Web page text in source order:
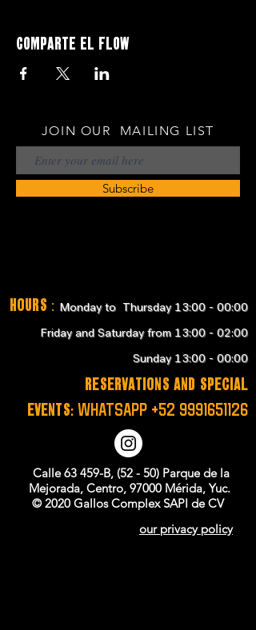
Comparte el flow
JOIN OUR MAILING LIST
Subscribe
Hours : Monday to Thursday 13:00 - 00:00
Friday and Saturday from 13:00 - 02:00
Sunday 13:00 - 00:00
RESERVATIONS and SPECIAL
EVENTS: WHATSAPP +52 9991651126
Calle 63 459-B, (52 - 50) Parque de la
Mejorada, Centro, 97000 Mérida, Yuc.
© 2020 Gallos Complex SAPI de CV
our privacy policy